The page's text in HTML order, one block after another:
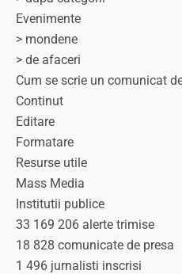
Evenimente
> mondene
> de afaceri
Cum se scrie un comunicat
Continut
Editare
Formatare
Resurse utile
Mass Media
Institutii publice
33 169 206 alerte trimise
18 828 comunicate de presa
1 496 jurnalisti inscrisi